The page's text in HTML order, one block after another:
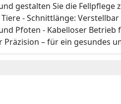
gestalten Sie die Fellpflege
- Schnittlänge: Verstellbar
Pfoten - Kabelloser
– für ein gesundes